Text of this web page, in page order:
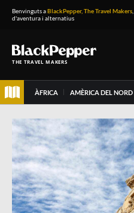
Benvinguts aBlackPepper, The Travel Makers
d'aventura i alternatius
THE TRAVEL MAKERS
ÀFRICA AMÈRICA DEL NORD